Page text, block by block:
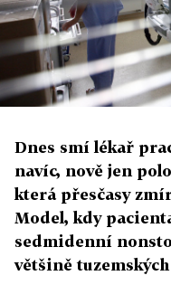
Dnes smí lékař
navíc, nově jen
která přesčasy
Model, kdy
sedmidenní
většině